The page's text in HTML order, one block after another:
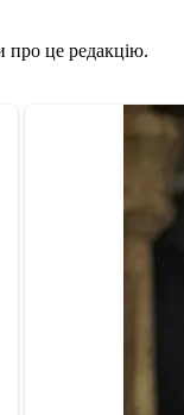
про це редакцію.